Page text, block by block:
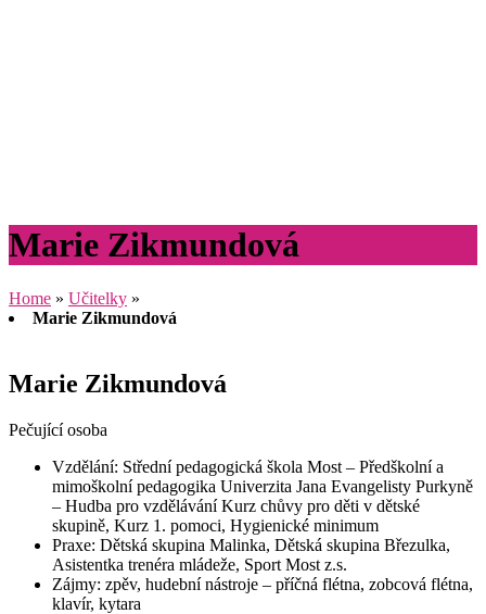
Marie Zikmundová
Home » Učitelky »
Marie Zikmundová
Marie Zikmundová
Pečující osoba
Vzdělání: Střední pedagogická škola Most – Předškolní a
mimoškolní pedagogika Univerzita Jana Evangelisty Purkyně
– Hudba pro vzdělávání Kurz chůvy pro děti v dětské
skupině, Kurz 1. pomoci, Hygienické minimum
Praxe: Dětská skupina Malinka, Dětská skupina Březulka,
Asistentka trenéra mládeže, Sport Most z.s.
Zájmy: zpěv, hudební nástroje – příčná flétna, zobcová flétna,
klavír, kytara